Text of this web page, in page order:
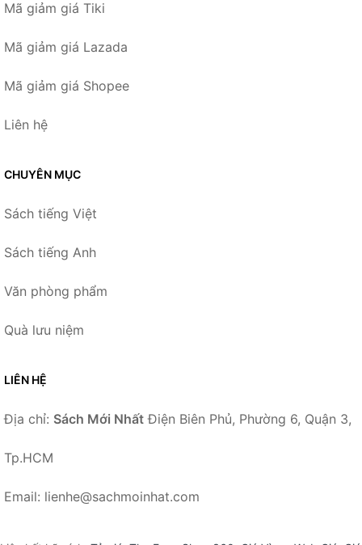
Mã giảm giá Tiki
Mã giảm giá Lazada
Mã giảm giá Shopee
Liên hệ
CHUYÊN MỤC
Sách tiếng Việt
Sách tiếng Anh
Văn phòng phẩm
Quà lưu niệm
LIÊN HỆ
Địa chỉ: Sách Mới Nhất Điện Biên Phủ, Phường 6, Quận 3,
Tp.HCM
Email: lienhe@sachmoinhat.com